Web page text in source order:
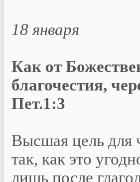
18 января
Как от
благочестия,
Пет.1:3
Высшая цель для
так, как это
лишь после